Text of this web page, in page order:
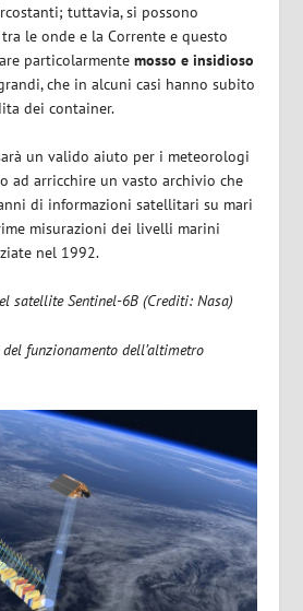
tuttavia, si possono
le onde e la Corrente e questo
particolarmentemosso e insidioso
che in alcuni casi hanno subito
dei container.
un valido aiuto per i meteorologi
ad arricchire un vasto archivio che
di informazioni satellitari su mari
misurazioni dei livelli marini
nel 1992.
satellite Sentinel-6B (Crediti: Nasa)
funzionamento dell’altimetro